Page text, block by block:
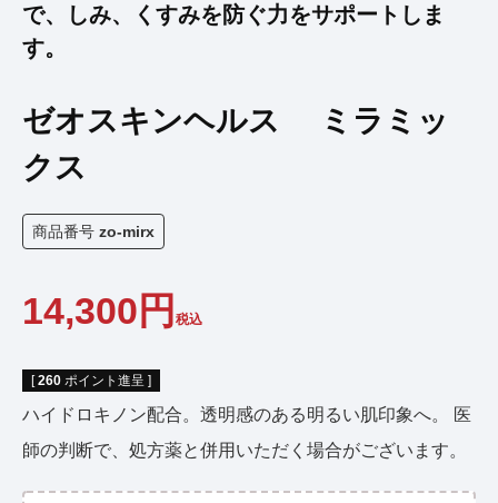
で、しみ、くすみを防ぐ力をサポートしま
す。
ゼオスキンヘルス ミラミッ
クス
商品番号 zo-mirx
14,300 税込
[ 260 ポイント進呈 ]
ハイドロキノン配合。透明感のある明るい肌印象へ。 医
師の判断で、処方薬と併用いただく場合がございます。